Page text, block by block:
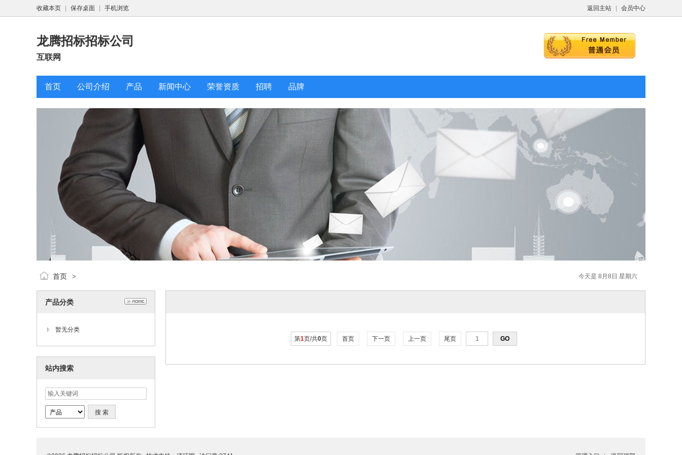
返回主站 会员中心
收藏本页 保存桌面 手机浏览
龙腾招标招标公司
互联网
首页 公司介绍 产品 新闻中心 荣誉资质 招聘 品牌
今天是 8月8日 星期六
首页 >
产品分类
暂无分类
站内搜索
第1页/共0页 首页 下一页 上一页 尾页